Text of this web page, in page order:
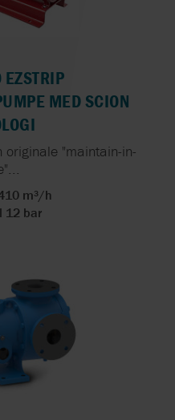
EZSTRIP
MED SCION
"maintain-in-
m³/h
12 bar